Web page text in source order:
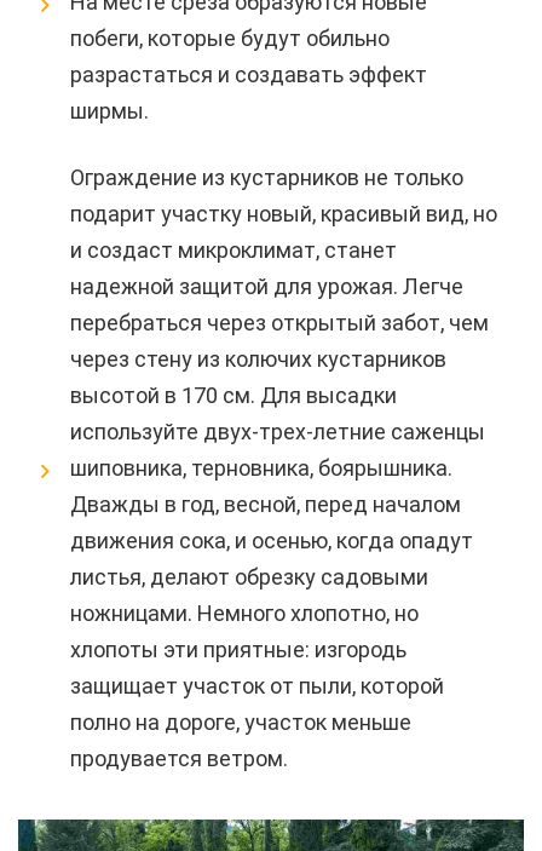
побеги, которые будут обильно
разрастаться и создавать эффект
ширмы.
Ограждение из кустарников не только
подарит участку новый, красивый вид, но
и создаст микроклимат, станет
надежной защитой для урожая. Легче
перебраться через открытый забот, чем
через стену из колючих кустарников
высотой в 170 см. Для высадки
используйте двух-трех-летние саженцы
шиповника, терновника, боярышника.
Дважды в год, весной, перед началом
движения сока, и осенью, когда опадут
листья, делают обрезку садовыми
ножницами. Немного хлопотно, но
хлопоты эти приятные: изгородь
защищает участок от пыли, которой
полно на дороге, участок меньше
продувается ветром.